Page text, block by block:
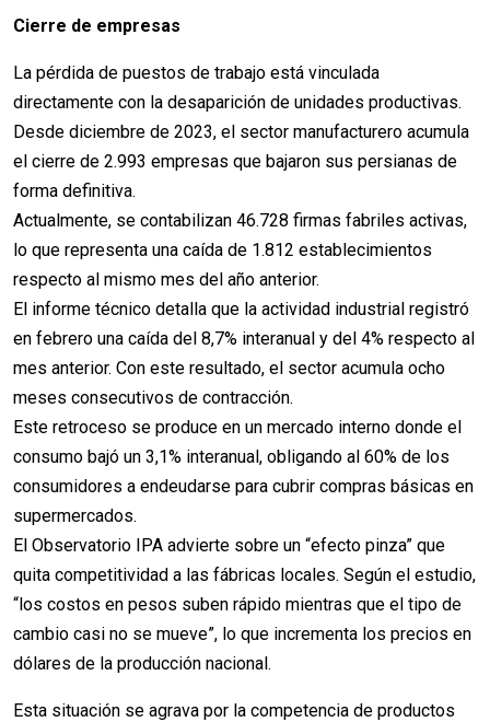
Cierre de empresas
La pérdida de puestos de trabajo está vinculada
directamente con la desaparición de unidades productivas.
Desde diciembre de 2023, el sector manufacturero acumula
el cierre de 2.993 empresas que bajaron sus persianas de
forma definitiva.
Actualmente, se contabilizan 46.728 firmas fabriles activas,
lo que representa una caída de 1.812 establecimientos
respecto al mismo mes del año anterior.
El informe técnico detalla que la actividad industrial registró
en febrero una caída del 8,7% interanual y del 4% respecto al
mes anterior. Con este resultado, el sector acumula ocho
meses consecutivos de contracción.
Este retroceso se produce en un mercado interno donde el
consumo bajó un 3,1% interanual, obligando al 60% de los
consumidores a endeudarse para cubrir compras básicas en
supermercados.
El Observatorio IPA advierte sobre un “efecto pinza” que
quita competitividad a las fábricas locales. Según el estudio,
“los costos en pesos suben rápido mientras que el tipo de
cambio casi no se mueve”, lo que incrementa los precios en
dólares de la producción nacional.
Esta situación se agrava por la competencia de productos